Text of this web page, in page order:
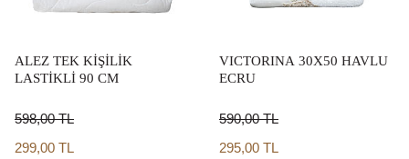
ALEZ TEK KİŞİLİK
LASTİKLİ 90 CM
598,00TL
299,00 TL
VICTORINA 30X50 HAVLU
ECRU
590,00TL
295,00 TL